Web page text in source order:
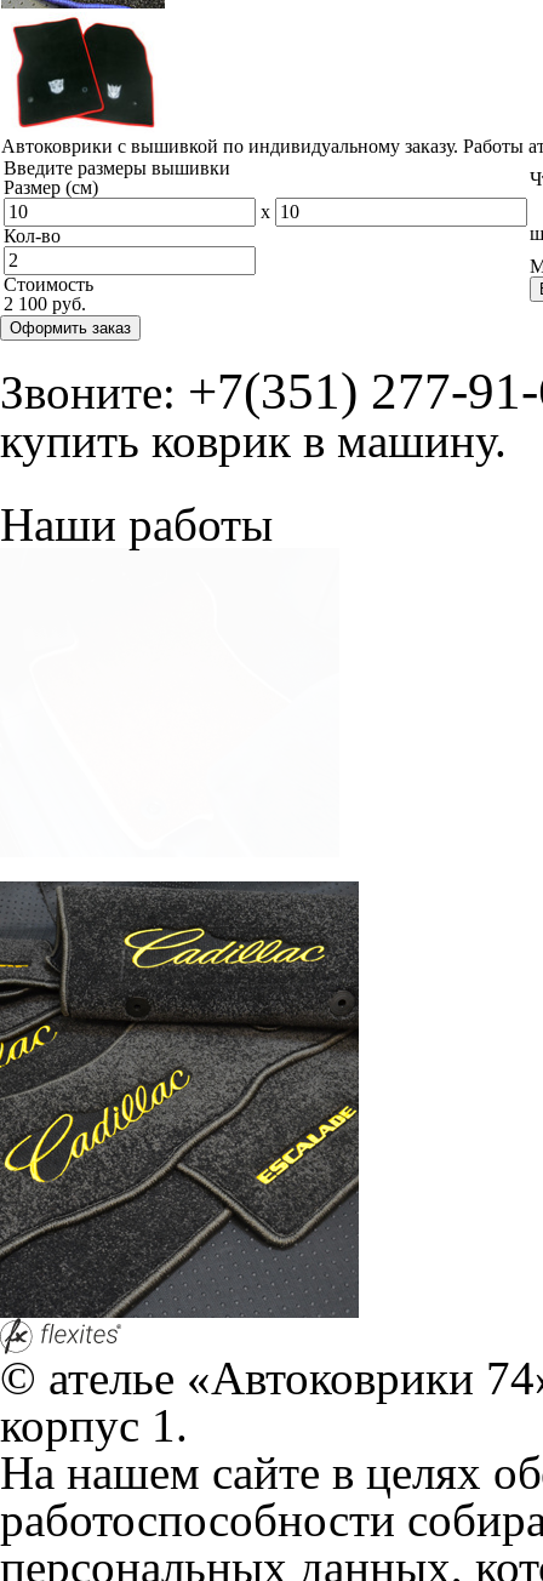
Автоковрики с вышивкой по индивидуальному заказу. Работы
Введите размеры вышивки
Размер (см)
x
Кол-во
Стоимость
2 100 руб.
Оформить заказ
Звоните: +7(351) 277-
купить коврик в машину.
Наши работы
© ателье «Автоковрики
корпус 1.
На нашем сайте в целях
работоспособности
персональных данных,
браузером. Это,
и т.д. Если Вы